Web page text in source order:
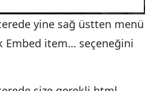
yine sağ üstten menü
Embed item… seçeneğini